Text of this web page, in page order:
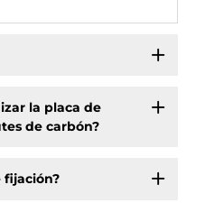
la placa de
de carbón?
fijación?